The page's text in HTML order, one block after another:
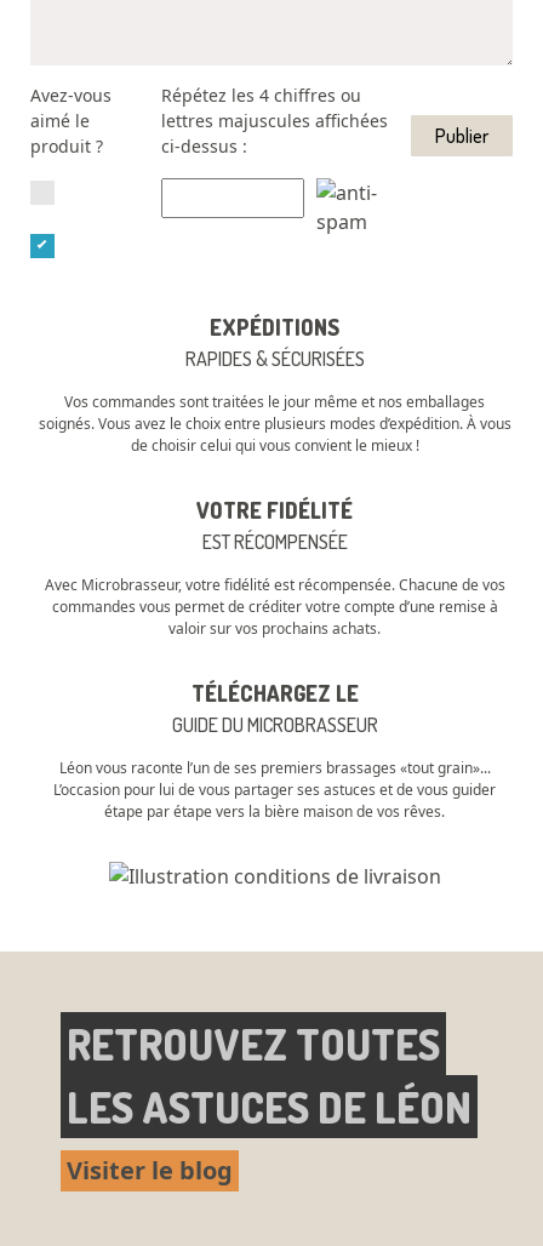
Avez-vous
aimé le
produit ?
Répétez les 4 chiffres ou
lettres majuscules affichées
ci-dessus :
EXPÉDITIONS
RAPIDES & SÉCURISÉES
Vos commandes sont traitées le jour même et nos emballages
soignés. Vous avez le choix entre plusieurs modes d’expédition. À vous
de choisir celui qui vous convient le mieux !
VOTRE FIDÉLITÉ
EST RÉCOMPENSÉE
Avec Microbrasseur, votre fidélité est récompensée. Chacune de vos
commandes vous permet de créditer votre compte d’une remise à
valoir sur vos prochains achats.
TÉLÉCHARGEZ LE
GUIDE DU MICROBRASSEUR
Léon vous raconte l’un de ses premiers brassages «tout grain»...
L’occasion pour lui de vous partager ses astuces et de vous guider
étape par étape vers la bière maison de vos rêves.
RETROUVEZ TOUTES
LES ASTUCES DE LÉON
Visiter le blog